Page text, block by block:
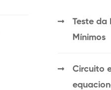
Teste da
Mínimos
Circuito